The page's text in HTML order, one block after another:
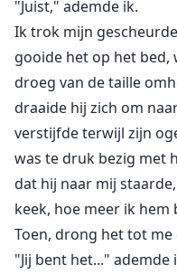
"Juist," ademde ik.
Ik trok mijn
gooide het op het bed,
droeg van de taille
draaide hij zich om
verstijfde terwijl zijn
was te druk bezig met
dat hij naar mij
keek, hoe meer ik
Toen, drong het tot
"Jij bent het..."